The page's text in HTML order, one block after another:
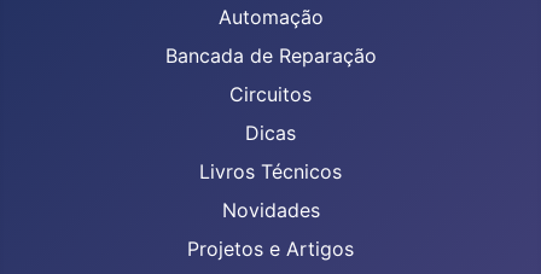
Automação
Bancada de Reparação
Circuitos
Dicas
Livros Técnicos
Novidades
Projetos e Artigos